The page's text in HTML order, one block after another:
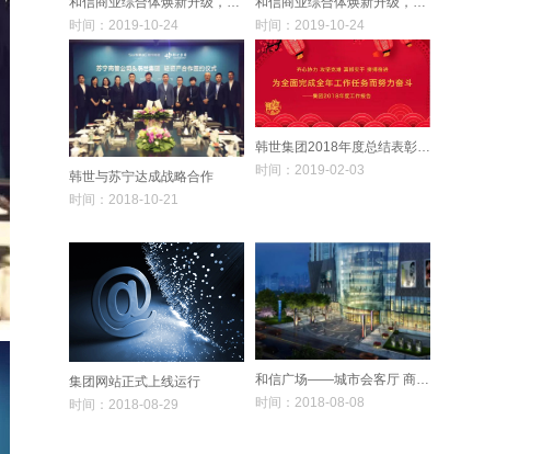
时间：2019-10-24
时间：2019-10-24
韩世与苏宁达成战略合作
时间：2018-10-21
时间：2019-02-03
集团网站正式上线运行
时间：2018-08-29
和信广场——城市会客厅 商业新地标
时间：2018-08-08